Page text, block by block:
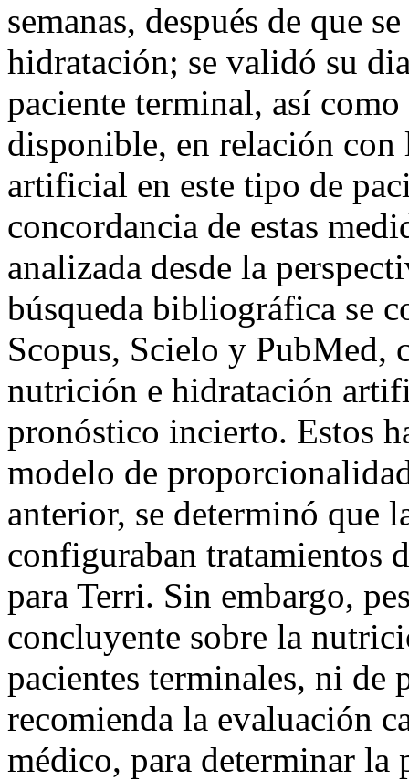
semanas, después de que
hidratación; se validó su
paciente terminal, así
disponible, en relación
artificial en este tipo de
concordancia de estas
analizada desde la
búsqueda bibliográfica se
Scopus, Scielo y PubMed,
nutrición e hidratación
pronóstico incierto. Estos
modelo de
anterior, se determinó
configuraban tratamientos
para Terri. Sin embargo,
concluyente sobre la
pacientes terminales, ni de
recomienda la evaluación
médico, para determinar la